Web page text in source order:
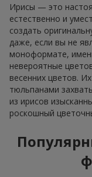
Ирисы — это
естественно и
создать
даже, если вы не
моноформате,
невероятные
весенних цветов.
тюльпанами
из ирисов
роскошный